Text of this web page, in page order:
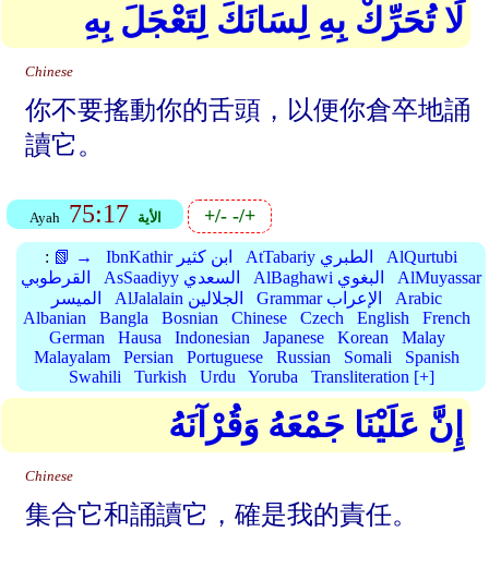
لَا تُحَرِّكْ بِهِ لِسَانَكَ لِتَعْجَلَ بِهِ
Chinese
你不要搖動你的舌頭，以便你倉卒地誦
讀它。
Ayah 75:17 الأية +/--/+
: 📗 → IbnKathir ابن كثير AtTabariy الطبري
AlQurtubi
القرطوبي
AsSaadiyy السعدي AlBaghawi البغوي
AlMuyassar
الميسر
AlJalalain الجلالين Grammar الإعراب
Arabic
Albanian
Bangla Bosnian Chinese Czech English
French
German
Hausa Indonesian Japanese Korean
Malay
Malayalam
Persian Portuguese Russian Somali
Spanish
Swahili
Turkish Urdu Yoruba Transliteration [+]
إِنَّ عَلَيْنَا جَمْعَهُ وَقُرْآنَهُ
Chinese
集合它和誦讀它，確是我的責任。